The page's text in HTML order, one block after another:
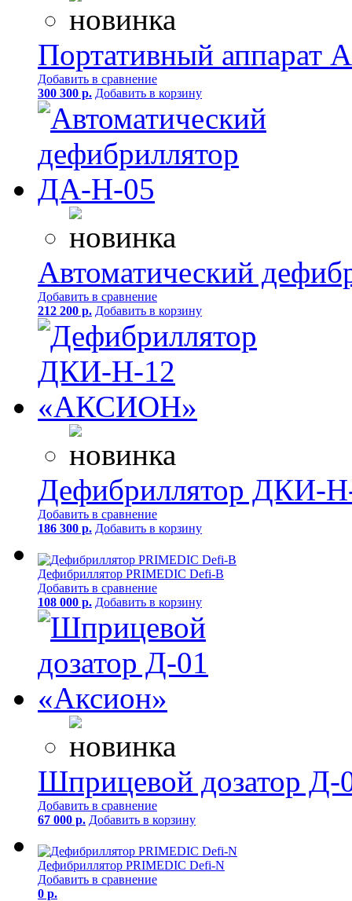
Портативный
Добавить в сравнение
300 300 р. Добавить в корзину
Автоматический
Добавить в сравнение
212 200 р. Добавить в корзину
Дефибриллятор
Добавить в сравнение
186 300 р. Добавить в корзину
Дефибриллятор PRIMEDIC Defi-B
Добавить в сравнение
108 000 р. Добавить в корзину
Шприцевой дозатор Д-
Добавить в сравнение
67 000 р. Добавить в корзину
Дефибриллятор PRIMEDIC Defi-N
Добавить в сравнение
0 р.